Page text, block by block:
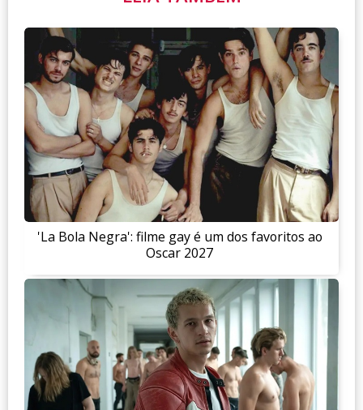
'La Bola Negra': filme gay é um dos favoritos ao
Oscar 2027